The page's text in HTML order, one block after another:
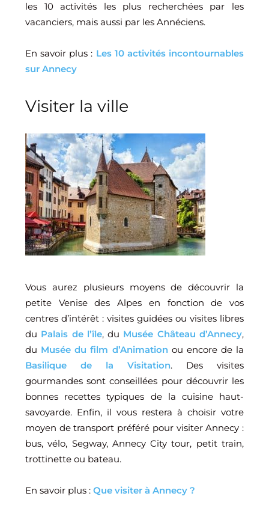
les 10 activités les plus recherchées par les
vacanciers, mais aussi par les Annéciens.
En savoir plus : Les 10 activités incontournables
sur Annecy
Visiter la ville
Vous aurez plusieurs moyens de découvrir la
petite Venise des Alpes en fonction de vos
centres d’intérêt : visites guidées ou visites libres
du Palais de l’île, du Musée Château d’Annecy,
du Musée du film d’Animation ou encore de la
Basilique de la Visitation. Des visites
gourmandes sont conseillées pour découvrir les
bonnes recettes typiques de la cuisine haut-
savoyarde. Enfin, il vous restera à choisir votre
moyen de transport préféré pour visiter Annecy :
bus, vélo, Segway, Annecy City tour, petit train,
trottinette ou bateau.
En savoir plus : Que visiter à Annecy ?